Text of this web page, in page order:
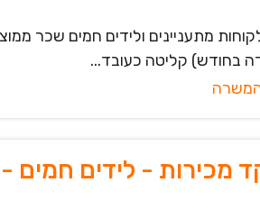
המשרה
מכירות - לידים